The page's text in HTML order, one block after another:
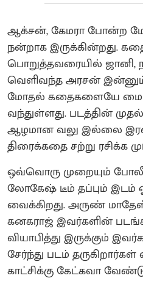
ஆக்சன், கேமரா போன்ற
நன்றாக இருக்கின்றது.
பொறுத்தவரையில்
வெளிவந்த அரசன்
மோதல் கதைகளையே
வந்துள்ளது. படத்தின்
ஆழமான வலு இல்லை
திரைக்கதை சற்று ரசிக்க
ஒவ்வொரு முறையும்
லோகேஷ் டீம் தப்பும் இடம்
வைக்கிறது. அருண்
கனகராஜ் இவர்களின்
வியாபித்து இருக்கும்
சேர்ந்து படம்
காட்சிக்கு கேட்கவா